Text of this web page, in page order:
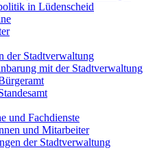
in Lüdenscheid
der Stadtverwaltung
mit der Stadtverwaltung
und Fachdienste
und Mitarbeiter
der Stadtverwaltung